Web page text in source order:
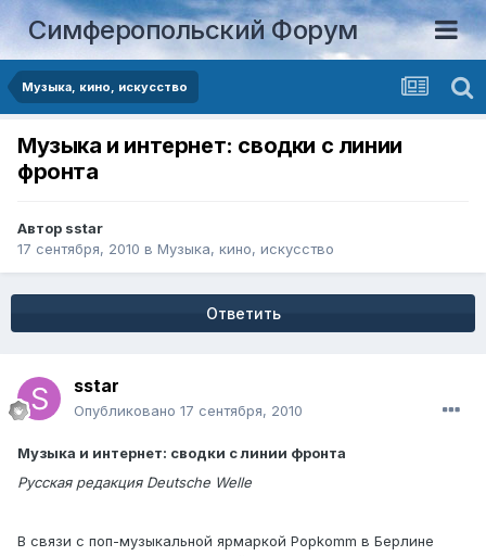
Симферопольский Форум
Музыка, кино, искусство
Музыка и интернет: сводки с линии
фронта
Автор sstar
17 сентября, 2010 в Музыка, кино, искусство
Ответить
sstar
Опубликовано 17 сентября, 2010
Музыка и интернет: сводки с линии фронта
Русская редакция Deutsche Welle
В связи с поп-музыкальной ярмаркой Рopkomm в Берлине